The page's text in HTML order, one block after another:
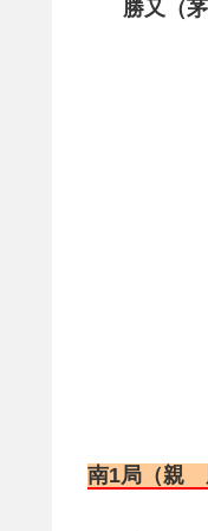
勝又（
南1局（親